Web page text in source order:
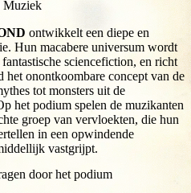
Muziek
ontwikkelt een diepe en
Hun macabere universum wordt
sciencefiction, en richt
het onontkoombare concept van de
tot monsters uit de
het podium spelen de muzikanten
groep van vervloekten, die hun
in een opwindende
vastgrijpt.
door het podium